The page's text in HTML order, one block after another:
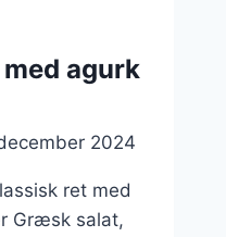
agurk
2024
ret med
Græsk salat,